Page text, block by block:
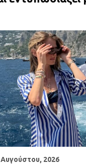
Αυγούστου, 2026